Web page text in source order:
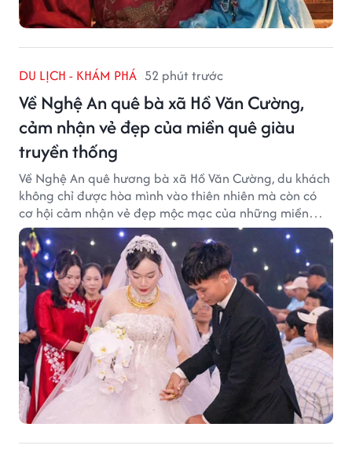
DU LỊCH - KHÁM PHÁ 52 phút trước
Về Nghệ An quê bà xã Hồ Văn Cường,
cảm nhận vẻ đẹp của miền quê giàu
truyền thống
Về Nghệ An quê hương bà xã Hồ Văn Cường, du khách
không chỉ được hòa mình vào thiên nhiên mà còn có
cơ hội cảm nhận vẻ đẹp mộc mạc của những miền
quê giàu truyền thống.